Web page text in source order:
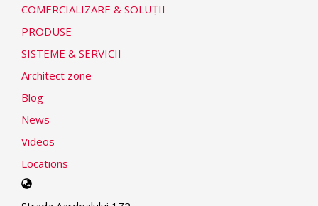
COMERCIALIZARE & SOLUṬII
PRODUSE
SISTEME & SERVICII
Architect zone
Blog
News
Videos
Locations
Select